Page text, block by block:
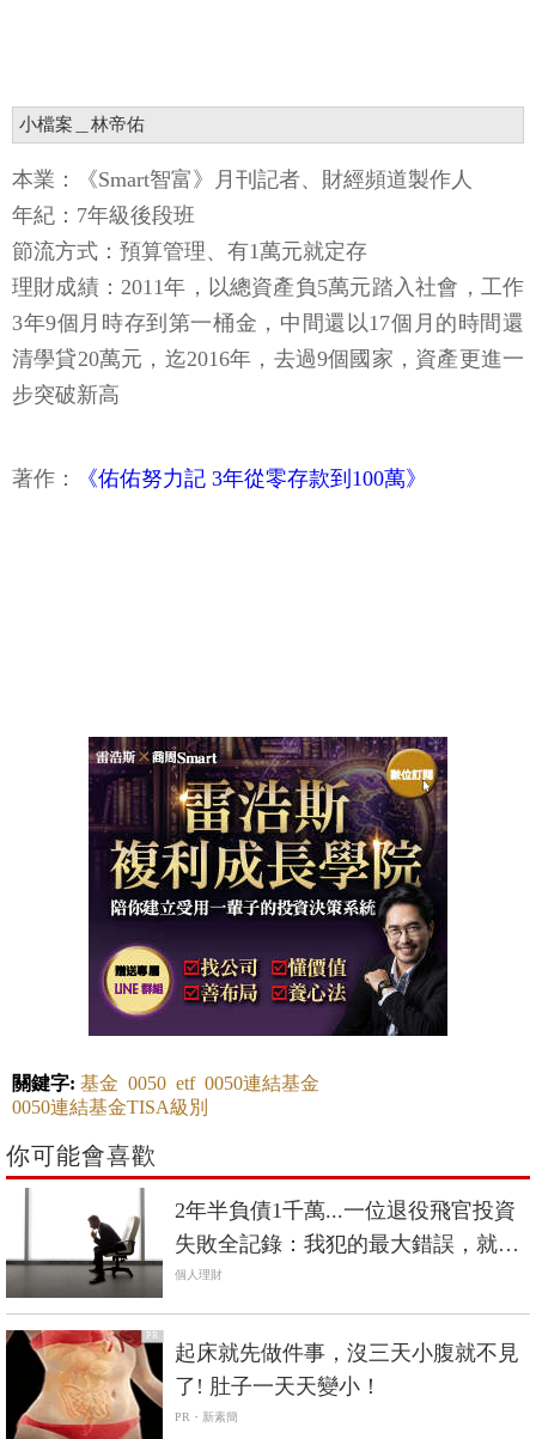
小檔案＿林帝佑
本業：《Smart智富》月刊記者、財經頻道製作人
年紀：7年級後段班
節流方式：預算管理、有1萬元就定存
理財成績：2011年，以總資產負5萬元踏入社會，工作
3年9個月時存到第一桶金，中間還以17個月的時間還
清學貸20萬元，迄2016年，去過9個國家，資產更進一
步突破新高
著作： 《佑佑努力記 3年從零存款到100萬》
關鍵字: 基金 0050 etf 0050連結基金
0050連結基金TISA級別
你可能會喜歡
2年半負債1千萬...一位退役飛官投資
失敗全記錄：我犯的最大錯誤，就是
「急」
個人理財
PR
起床就先做件事，沒三天小腹就不見
了! 肚子一天天變小！
PR・新素簡